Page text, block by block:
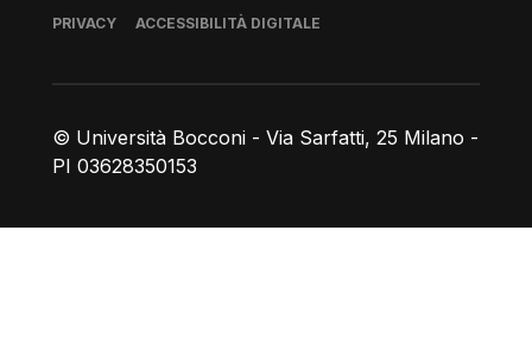
© Università Bocconi - Via Sarfatti, 25 Milano -
PI 03628350153
Piè di pagina
PRIVACY ACCESSIBILITÀ DIGITALE